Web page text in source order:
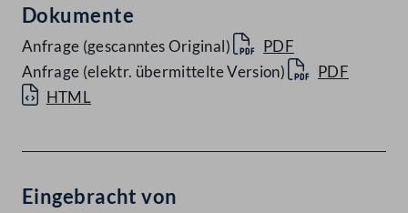
Dokumente
Anfrage (gescanntes Original)
PDF
Anfrage (elektr. übermittelte Version)
PDF
HTML
Eingebracht von